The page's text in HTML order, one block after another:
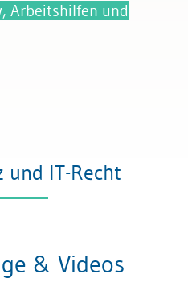
Arbeitshilfen und
und IT-Recht
& Videos